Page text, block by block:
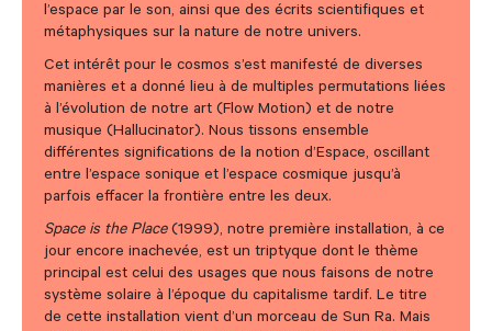
l’espace par le son, ainsi que des écrits scientifiques et
métaphysiques sur la nature de notre univers.
Cet intérêt pour le cosmos s’est manifesté de diverses
manières et a donné lieu à de multiples permutations liées
à l’évolution de notre art (Flow Motion) et de notre
musique (Hallucinator). Nous tissons ensemble
différentes significations de la notion d’Espace, oscillant
entre l’espace sonique et l’espace cosmique jusqu’à
parfois effacer la frontière entre les deux.
Space is the Place(1999), notre première installation, à ce
jour encore inachevée, est un triptyque dont le thème
principal est celui des usages que nous faisons de notre
système solaire à l’époque du capitalisme tardif. Le titre
de cette installation vient d’un morceau de Sun Ra. Mais